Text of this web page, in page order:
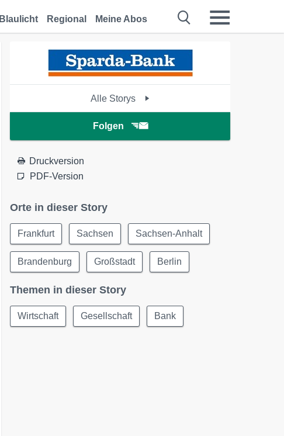
Blaulicht Regional Meine Abos
Alle Storys
Folgen
Druckversion
PDF-Version
Orte in dieser Story
Frankfurt Sachsen Sachsen-Anhalt
Brandenburg Großstadt Berlin
Themen in dieser Story
Wirtschaft Gesellschaft Bank